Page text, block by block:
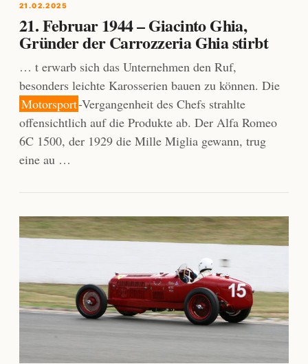
21.02.2025
21. Februar 1944 – Giacinto Ghia,
Gründer der Carrozzeria Ghia stirbt
… t erwarb sich das Unternehmen den Ruf,
besonders leichte Karosserien bauen zu können. Die
Motorsport-Vergangenheit des Chefs strahlte
offensichtlich auf die Produkte ab. Der Alfa Romeo
6C 1500, der 1929 die Mille Miglia gewann, trug
eine au …